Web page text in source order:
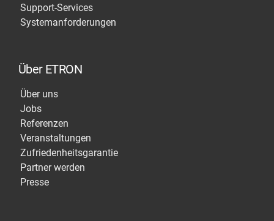
Support-Services
Systemanforderungen
Über ETRON
Über uns
Jobs
Referenzen
Veranstaltungen
Zufriedenheitsgarantie
Partner werden
Presse